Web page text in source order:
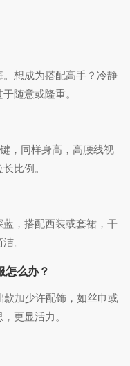
想成为搭配高手？冷静
随意或隆重。
，同样身高，高腰线视
比例。
，搭配西装或套裙，干
。
怎么办？
加少许配饰，如丝巾或
更显活力。